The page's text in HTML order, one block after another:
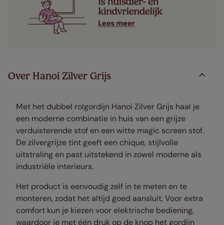
Over Hanoi Zilver Grijs
Met het dubbel rolgordijn Hanoi Zilver Grijs haal je
een moderne combinatie in huis van een grijze
verduisterende stof en een witte magic screen stof.
De zilvergrijze tint geeft een chique, stijlvolle
uitstraling en past uitstekend in zowel moderne als
industriële interieurs.
Het product is eenvoudig zelf in te meten en te
monteren, zodat het altijd goed aansluit. Voor extra
comfort kun je kiezen voor elektrische bediening,
waardoor je met één druk op de knop het gordijn